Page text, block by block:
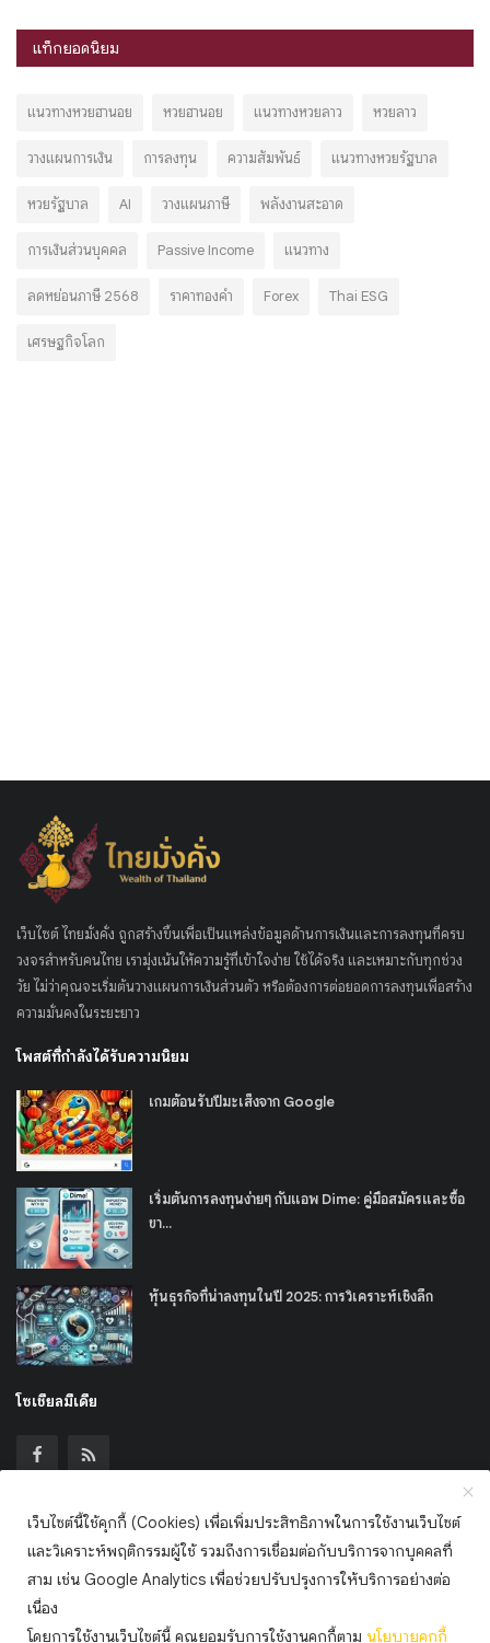
แท็กยอดนิยม
แนวทางหวยฮานอย หวยฮานอย แนวทางหวยลาว หวยลาว
วางแผนการเงิน การลงทุน ความสัมพันธ์ แนวทางหวยรัฐบาล
หวยรัฐบาล AI วางแผนภาษี พลังงานสะอาด
การเงินส่วนบุคคล Passive Income แนวทาง
ลดหย่อนภาษี 2568 ราคาทองคำ Forex Thai ESG
เศรษฐกิจโลก
เว็บไซต์ ไทยมั่งคั่ง ถูกสร้างขึ้นเพื่อเป็นแหล่งข้อมูลด้านการเงินและการลงทุนที่ครบ
วงจรสำหรับคนไทย เรามุ่งเน้นให้ความรู้ที่เข้าใจง่าย ใช้ได้จริง และเหมาะกับทุกช่วง
วัย ไม่ว่าคุณจะเริ่มต้นวางแผนการเงินส่วนตัว หรือต้องการต่อยอดการลงทุนเพื่อสร้าง
ความมั่นคงในระยะยาว
โพสต์ที่กำลังได้รับความนิยม
เกมต้อนรับปีมะเส็งจาก Google
เริ่มต้นการลงทุนง่ายๆ กับแอพ Dime: คู่มือสมัครและซื้อ
ขา...
หุ้นธุรกิจที่น่าลงทุนในปี 2025: การวิเคราะห์เชิงลึก
โซเชียลมีเดีย
เข้าร่วมจดหมายข่าวของเรา
สมัครสมาชิก
เว็บไซต์นี้ใช้คุกกี้ (Cookies) เพื่อเพิ่มประสิทธิภาพในการใช้งานเว็บไซต์
และวิเคราะห์พฤติกรรมผู้ใช้ รวมถึงการเชื่อมต่อกับบริการจากบุคคลที่
สาม เช่น Google Analytics เพื่อช่วยปรับปรุงการให้บริการอย่างต่อ
เนื่อง
โดยการใช้งานเว็บไซต์นี้ คุณยอมรับการใช้งานคุกกี้ตาม นโยบายคุกกี้